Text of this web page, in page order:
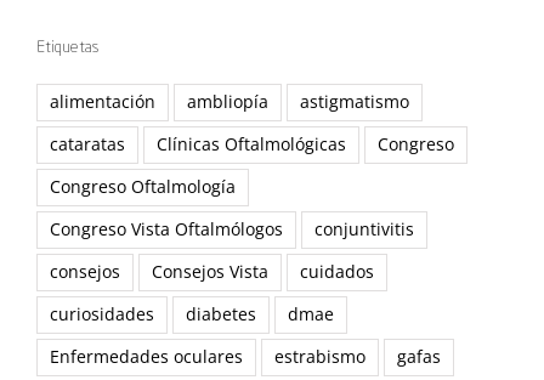
Etiquetas
alimentación ambliopía
astigmatismo
cataratas
Clínicas Oftalmológicas
Congreso
Congreso Oftalmología
Congreso Vista Oftalmólogos
conjuntivitis
consejos
Consejos Vista
cuidados
curiosidades
diabetes
dmae
Enfermedades oculares
estrabismo
gafas